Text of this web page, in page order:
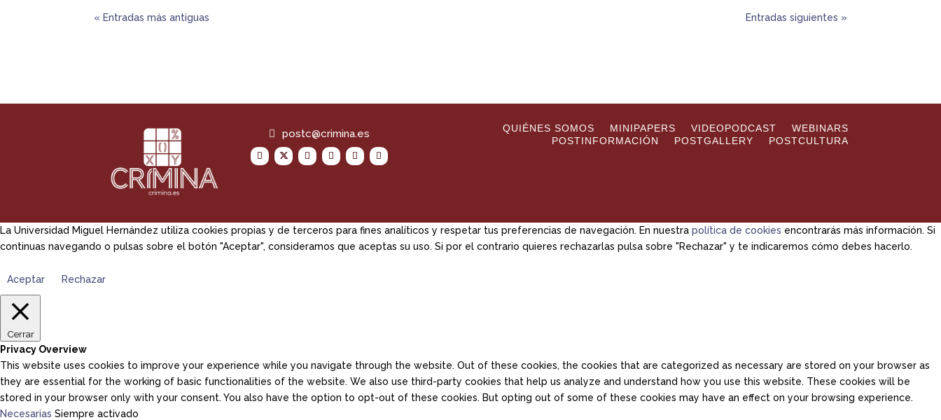
« Entradas más antiguas Entradas siguientes »
postc@crimina.es QUIÉNES SOMOS MINIPAPERS VIDEOPODCAST
WEBINARS
POSTINFORMACIÓN
POSTGALLERY POSTCULTURA
La Universidad Miguel Hernández utiliza cookies propias y de terceros para fines analíticos y respetar tus preferencias de navegación. En nuestra política de cookies encontrarás más información. Si
continuas navegando o pulsas sobre el botón "Aceptar", consideramos que aceptas su uso. Si por el contrario quieres rechazarlas pulsa sobre "Rechazar" y te indicaremos cómo debes hacerlo.
Aceptar Rechazar
Cerrar
Privacy Overview
This website uses cookies to improve your experience while you navigate through the website. Out of these cookies, the cookies that are categorized as necessary are stored on your browser as
they are essential for the working of basic functionalities of the website. We also use third-party cookies that help us analyze and understand how you use this website. These cookies will be
stored in your browser only with your consent. You also have the option to opt-out of these cookies. But opting out of some of these cookies may have an effect on your browsing experience.
Necesarias Siempre activado